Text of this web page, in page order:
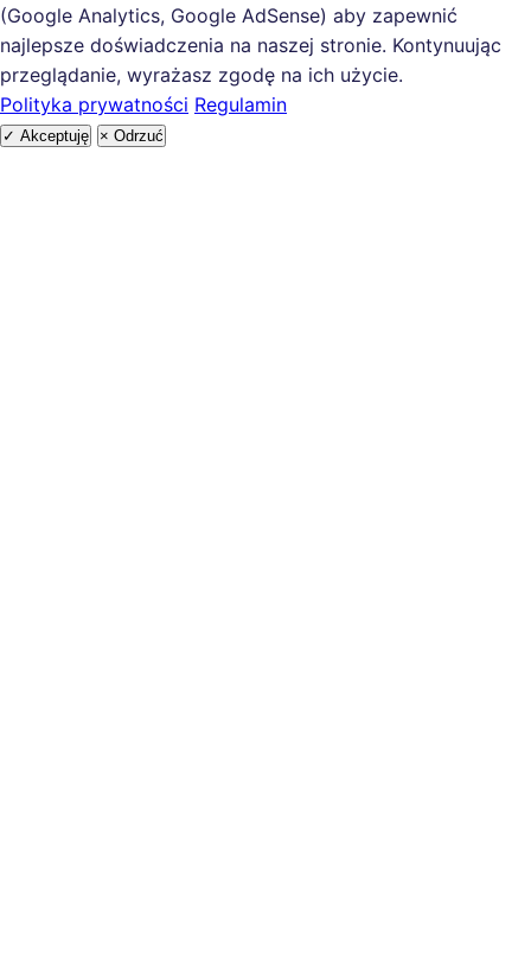
(Google Analytics, Google AdSense) aby zapewnić
najlepsze doświadczenia na naszej stronie. Kontynuując
przeglądanie, wyrażasz zgodę na ich użycie.
Polityka prywatności Regulamin
✓ Akceptuję × Odrzuć